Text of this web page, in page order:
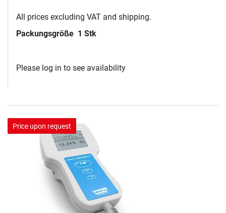
All prices excluding VAT and shipping.
Packungsgröße 1 Stk
Please log in to see availability
Price upon request